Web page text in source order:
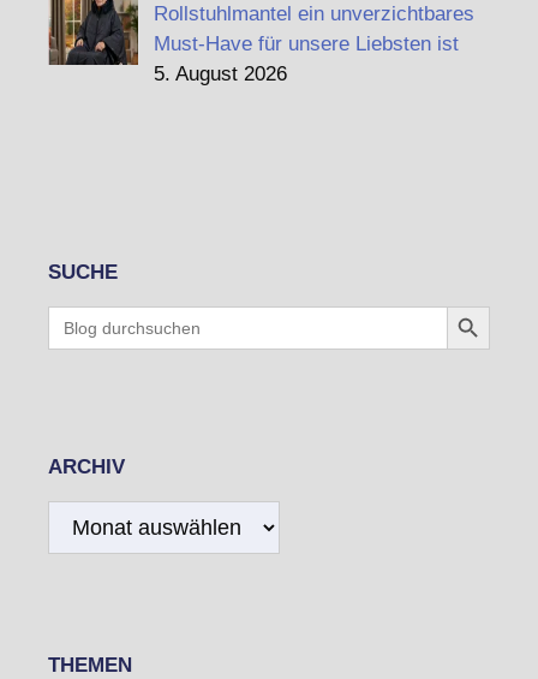
Rollstuhlmantel ein unverzichtbares
Must-Have für unsere Liebsten ist
5. August 2026
SUCHE
for:
Search Button
ARCHIV
Archiv
THEMEN